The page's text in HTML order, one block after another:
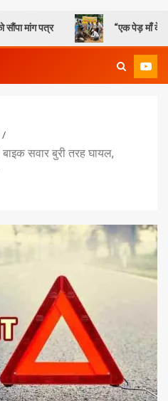
“एक पेड़ माँ के नाम” – सेण्ट
सवार बुरी तरह घायल,